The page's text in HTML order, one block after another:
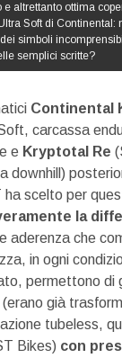
e altrettanto ottima
Soft di Continental:
simboli
semplici scritte?
Continental
carcassa
e Kryptotal Re
downhill)
ha scelto per
la
aderenza che
in ogni
permettono di
(erano già
tubeless,
Bikes) con